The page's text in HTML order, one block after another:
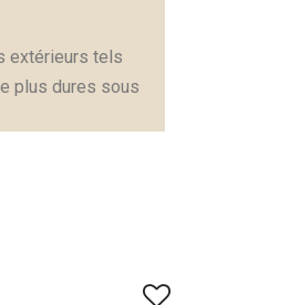
extérieurs tels
plus dures sous